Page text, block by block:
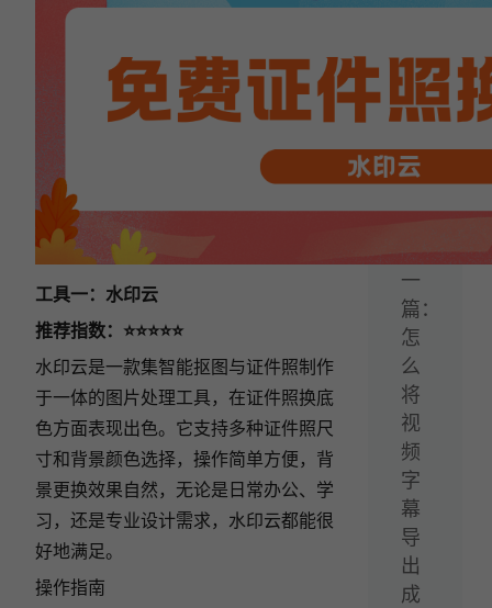
工具一：水印云
推荐指数：⭐⭐⭐⭐⭐
水印云是一款集智能抠图与证件照制作
于一体的图片处理工具，在证件照换底
色方面表现出色。它支持多种证件照尺
寸和背景颜色选择，操作简单方便，背
景更换效果自然， 无论是日常办公、学
习，还是专业设计需求，水印云都能很
好地满足。
操作指南
松
定
视
频
去
水
印！
下
一
篇：
怎
么
将
视
频
字
幕
导
出
成